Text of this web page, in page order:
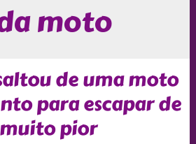
moto
de uma moto
para escapar de
pior